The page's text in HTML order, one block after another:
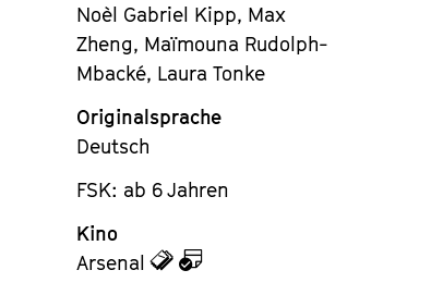
Noèl Gabriel Kipp, Max
Zheng, Maïmouna Rudolph-
Mbacké, Laura Tonke
Originalsprache
Deutsch
FSK: ab 6 Jahren
Kino
Arsenal
zu